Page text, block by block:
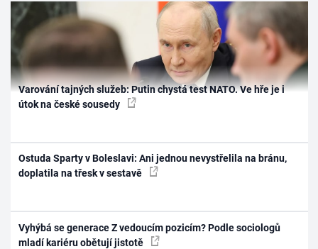
Varování tajných služeb: Putin chystá test NATO. Ve hře je i
útok na české sousedy
Ostuda Sparty v Boleslavi: Ani jednou nevystřelila na bránu,
doplatila na třesk v sestavě
Vyhýbá se generace Z vedoucím pozicím? Podle sociologů
mladí kariéru obětují jistotě